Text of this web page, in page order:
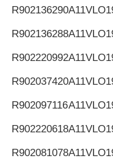
R902136290
R902136288
R902220992
R902037420
R902097116
R902220618
R902081078